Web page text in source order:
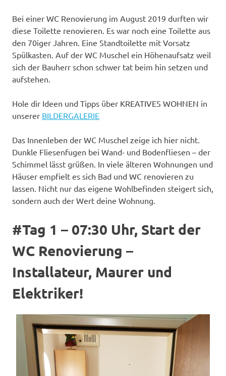
Bei einer WC Renovierung im August 2019 durften wir
diese Toilette renovieren. Es war noch eine Toilette aus
den 70iger Jahren. Eine Standtoilette mit Vorsatz
Spülkasten. Auf der WC Muschel ein Höhenaufsatz weil
sich der Bauherr schon schwer tat beim hin setzen und
aufstehen.
Hole dir Ideen und Tipps über KREATIVES WOHNEN in
unserer BILDERGALERIE
Das Innenleben der WC Muschel zeige ich hier nicht.
Dunkle Fliesenfugen bei Wand- und Bodenfliesen – der
Schimmel lässt grüßen. In viele älteren Wohnungen und
Häuser empfielt es sich Bad und WC renovieren zu
lassen. Nicht nur das eigene Wohlbefinden steigert sich,
sondern auch der Wert deine Wohnung.
#Tag 1 – 07:30 Uhr, Start der
WC Renovierung –
Installateur, Maurer und
Elektriker!